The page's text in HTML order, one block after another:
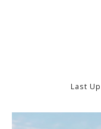
Last